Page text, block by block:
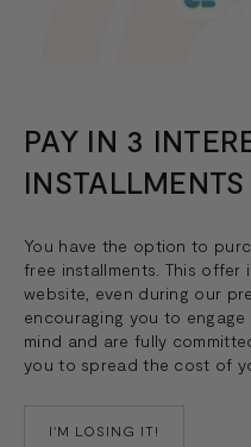
PAY IN 3
You have the option to
free installments. This
website, even during our
encouraging you to
mind and are fully
you to spread the cost of
I'M LOSING IT!